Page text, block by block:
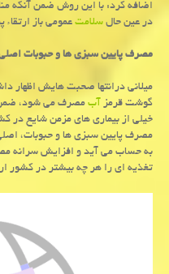
اضافه كرد: با این روش ضمن آنكه
در عین حالسلامتعمومی باز ارتقاء
مصرف پایین سبزی ها و حبوبات اصلی
میلانی درانتها صحبت هایش اظهار
گوشت قرمزآبمصرف می شود، ضمن
خیلی از بیماری های مزمن شایع در
مصرف پایین سبزی ها و حبوبات،
به حساب می آید و افزایش سرانه
تغذیه ای را هر چه بیشتر در كشور